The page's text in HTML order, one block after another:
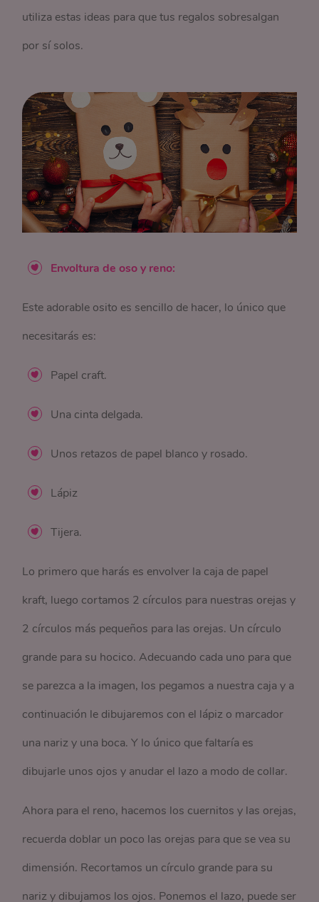
utiliza estas ideas para que tus regalos sobresalgan
por sí solos.
Envoltura de oso y reno:
Este adorable osito es sencillo de hacer, lo único que
necesitarás es:
Papel craft.
Una cinta delgada.
Unos retazos de papel blanco y rosado.
Lápiz
Tijera.
Lo primero que harás es envolver la caja de papel
kraft, luego cortamos 2 círculos para nuestras orejas y
2 círculos más pequeños para las orejas. Un círculo
grande para su hocico. Adecuando cada uno para que
se parezca a la imagen, los pegamos a nuestra caja y a
continuación le dibujaremos con el lápiz o marcador
una nariz y una boca. Y lo único que faltaría es
dibujarle unos ojos y anudar el lazo a modo de collar.
Ahora para el reno, hacemos los cuernitos y las orejas,
recuerda doblar un poco las orejas para que se vea su
dimensión. Recortamos un círculo grande para su
nariz y dibujamos los ojos. Ponemos el lazo, puede ser